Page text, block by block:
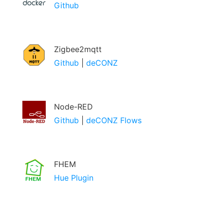
Github
Zigbee2mqtt
Github
deCONZ
Node-RED
Github
deCONZ Flows
FHEM
Hue Plugin